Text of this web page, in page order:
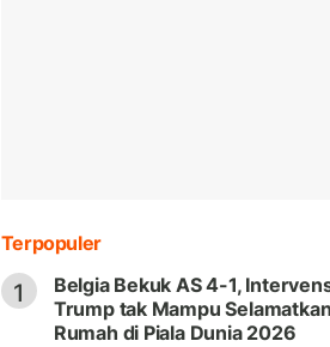
Terpopuler
1
Belgia Bekuk AS 4-1,
Trump tak Mampu
Rumah di Piala Dunia 2026